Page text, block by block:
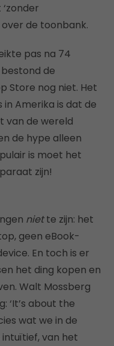
de toonbank.
pas na 74
de
Store nog niet. Het
Amerika is dat de
van de wereld
de hype alleen
is moet het
zijn!
niette zijn: het
geen eBook-
En toch is er
het ding kopen en
Walt Mossberg
‘It’s about the
wat we in de
intuïtief, van het